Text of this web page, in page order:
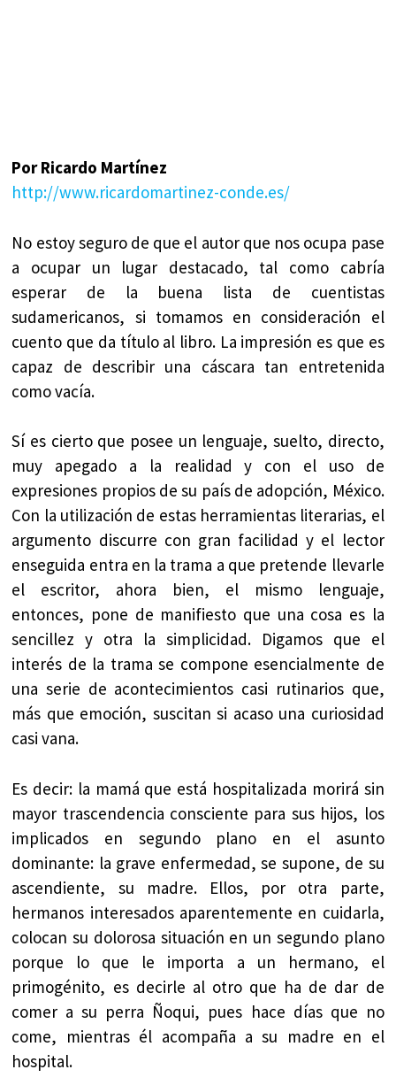
Por Ricardo Martínez
http://www.ricardomartinez-conde.es/
No estoy seguro de que el autor que nos ocupa pase
a ocupar un lugar destacado, tal como cabría
esperar de la buena lista de cuentistas
sudamericanos, si tomamos en consideración el
cuento que da título al libro. La impresión es que es
capaz de describir una cáscara tan entretenida
como vacía.
Sí es cierto que posee un lenguaje, suelto, directo,
muy apegado a la realidad y con el uso de
expresiones propios de su país de adopción, México.
Con la utilización de estas herramientas literarias, el
argumento discurre con gran facilidad y el lector
enseguida entra en la trama a que pretende llevarle
el escritor, ahora bien, el mismo lenguaje,
entonces, pone de manifiesto que una cosa es la
sencillez y otra la simplicidad. Digamos que el
interés de la trama se compone esencialmente de
una serie de acontecimientos casi rutinarios que,
más que emoción, suscitan si acaso una curiosidad
casi vana.
Es decir: la mamá que está hospitalizada morirá sin
mayor trascendencia consciente para sus hijos, los
implicados en segundo plano en el asunto
dominante: la grave enfermedad, se supone, de su
ascendiente, su madre. Ellos, por otra parte,
hermanos interesados aparentemente en cuidarla,
colocan su dolorosa situación en un segundo plano
porque lo que le importa a un hermano, el
primogénito, es decirle al otro que ha de dar de
comer a su perra Ñoqui, pues hace días que no
come, mientras él acompaña a su madre en el
hospital.